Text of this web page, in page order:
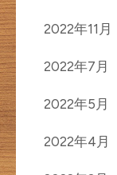
2022年11月
2022年7月
2022年5月
2022年4月